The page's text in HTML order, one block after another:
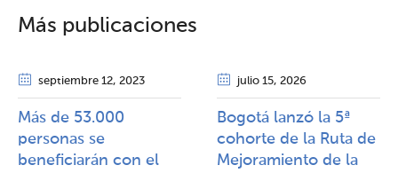
Más publicaciones
septiembre 12, 2023
Más de 53.000
personas se
beneficiarán con el
julio 15, 2026
Bogotá lanzó la 5ª
cohorte de la Ruta de
Mejoramiento de la